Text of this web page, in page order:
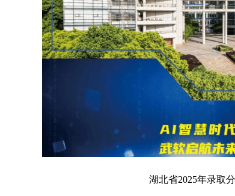
湖北省2025年录取